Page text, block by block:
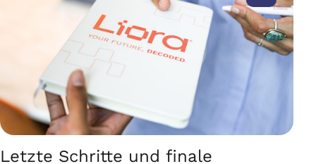
Letzte Schritte und finale